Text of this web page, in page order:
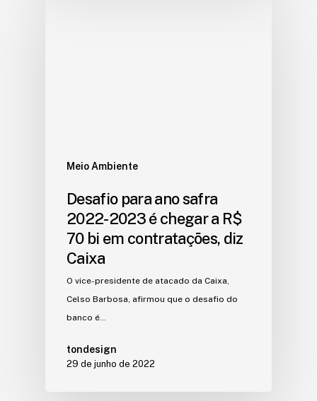
Meio Ambiente
Desafio para ano safra
2022-2023 é chegar a R$
70 bi em contratações, diz
Caixa
O vice-presidente de atacado da Caixa,
Celso Barbosa, afirmou que o desafio do
banco é…
tondesign
29 de junho de 2022